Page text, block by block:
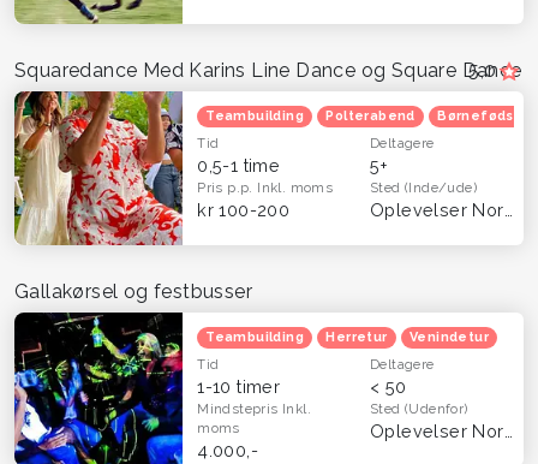
5,0
Squaredance Med Karins Line Dance og Square Dance
Teambuilding Polterabend
Tid
0,5-1 time
Deltagere
5+
Pris p.p. Inkl. moms
kr 100-200
Sted(Inde/ude)
Gallakørsel og festbusser
Teambuilding Herretur Venindetur
Tid
1-10 timer
Deltagere
< 50
Mindstepris Inkl.
moms
4.000,-
Sted(Udenfor)